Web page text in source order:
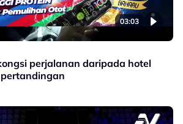
03:03
perjalanan daripada hotel